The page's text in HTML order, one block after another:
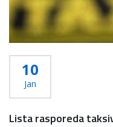
10
Jan
Lista rasporeda